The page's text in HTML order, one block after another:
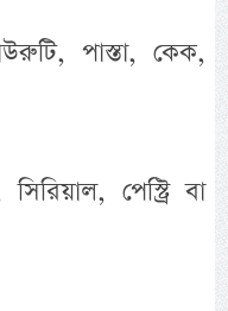
পাস্তা, কেক,
পেস্ট্রি বা